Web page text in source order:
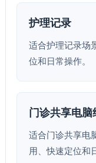
护理记录
适合护理记录场
位和日常操作。
门诊共享电脑
适合门诊共享电
用、快速定位和